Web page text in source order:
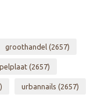
groothandel (2657)
(2657)
urbannails (2657)